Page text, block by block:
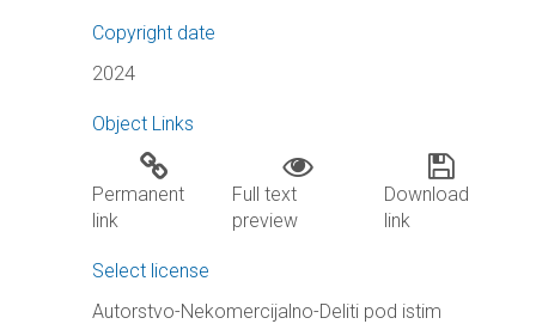
Copyright date
2024
Object Links
Permanent
link
Full text
preview
Download
link
Select license
Autorstvo-Nekomercijalno-Deliti pod istim